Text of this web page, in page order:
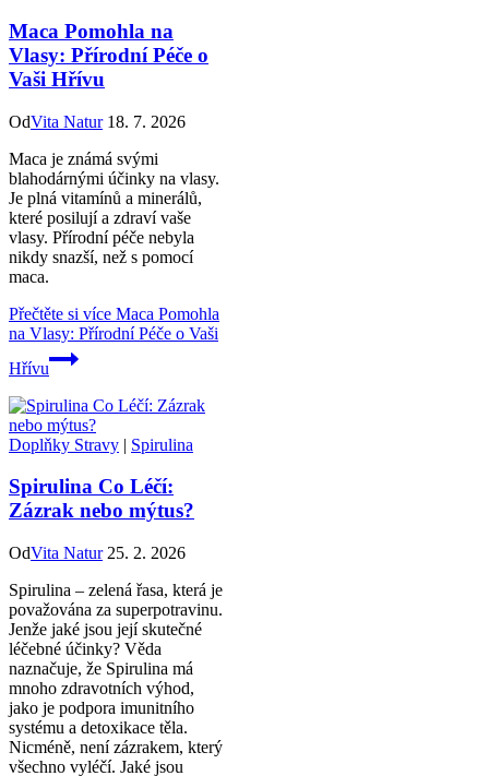
Maca Pomohla na
Vlasy: Přírodní Péče o
Vaši Hřívu
OdVita Natur 18. 7. 2026
Maca je známá svými
blahodárnými účinky na vlasy.
Je plná vitamínů a minerálů,
které posilují a zdraví vaše
vlasy. Přírodní péče nebyla
nikdy snazší, než s pomocí
maca.
Přečtěte si více Maca Pomohla
na Vlasy: Přírodní Péče o Vaši
Hřívu
Doplňky Stravy | Spirulina
Spirulina Co Léčí:
Zázrak nebo mýtus?
OdVita Natur 25. 2. 2026
Spirulina – zelená řasa, která je
považována za superpotravinu.
Jenže jaké jsou její skutečné
léčebné účinky? Věda
naznačuje, že Spirulina má
mnoho zdravotních výhod,
jako je podpora imunitního
systému a detoxikace těla.
Nicméně, není zázrakem, který
všechno vyléčí. Jaké jsou